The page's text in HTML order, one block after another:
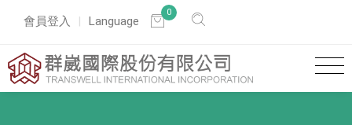
會員登入 Language
0